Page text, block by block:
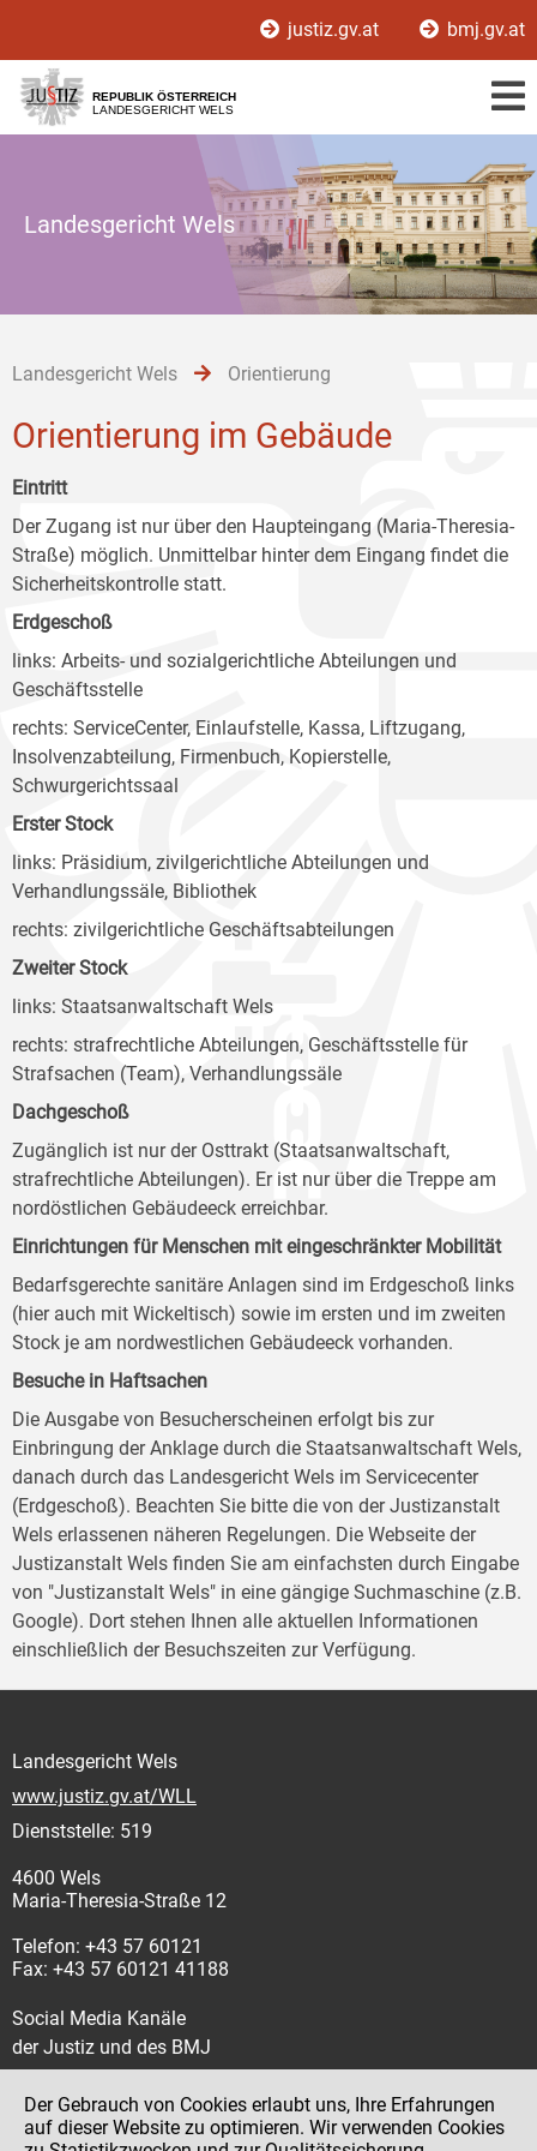
[1]
[2]
[3]
justiz.gv.at bmj.gv.at
REPUBLIK ÖSTERREICH
LANDESGERICHT WELS
Landesgericht Wels
Landesgericht Wels Orientierung
Orientierung im Gebäude
Eintritt
Der Zugang ist nur über den Haupteingang (Maria-Theresia-
Straße) möglich. Unmittelbar hinter dem Eingang findet die
Sicherheitskontrolle statt.
Erdgeschoß
links: Arbeits- und sozialgerichtliche Abteilungen und
Geschäftsstelle
rechts: ServiceCenter, Einlaufstelle, Kassa, Liftzugang,
Insolvenzabteilung, Firmenbuch, Kopierstelle,
Schwurgerichtssaal
Erster Stock
links: Präsidium, zivilgerichtliche Abteilungen und
Verhandlungssäle, Bibliothek
rechts: zivilgerichtliche Geschäftsabteilungen
Zweiter Stock
links: Staatsanwaltschaft Wels
rechts: strafrechtliche Abteilungen, Geschäftsstelle für
Strafsachen (Team), Verhandlungssäle
Dachgeschoß
Zugänglich ist nur der Osttrakt (Staatsanwaltschaft,
strafrechtliche Abteilungen). Er ist nur über die Treppe am
nordöstlichen Gebäudeeck erreichbar.
Einrichtungen für Menschen mit eingeschränkter Mobilität
Bedarfsgerechte sanitäre Anlagen sind im Erdgeschoß links
(hier auch mit Wickeltisch) sowie im ersten und im zweiten
Stock je am nordwestlichen Gebäudeeck vorhanden.
Besuche in Haftsachen
Die Ausgabe von Besucherscheinen erfolgt bis zur
Einbringung der Anklage durch die Staatsanwaltschaft Wels,
danach durch das Landesgericht Wels im Servicecenter
(Erdgeschoß). Beachten Sie bitte die von der Justizanstalt
Wels erlassenen näheren Regelungen. Die Webseite der
Justizanstalt Wels finden Sie am einfachsten durch Eingabe
von "Justizanstalt Wels" in eine gängige Suchmaschine (z.B.
Google). Dort stehen Ihnen alle aktuellen Informationen
einschließlich der Besuchszeiten zur Verfügung.
Landesgericht Wels
www.justiz.gv.at/WLL
Dienststelle: 519
4600 Wels
Maria-Theresia-Straße 12
Telefon: +43 57 60121
Fax: +43 57 60121 41188
Social Media Kanäle
der Justiz und des BMJ
Der Gebrauch von Cookies erlaubt uns, Ihre Erfahrungen
auf dieser Website zu optimieren. Wir verwenden Cookies